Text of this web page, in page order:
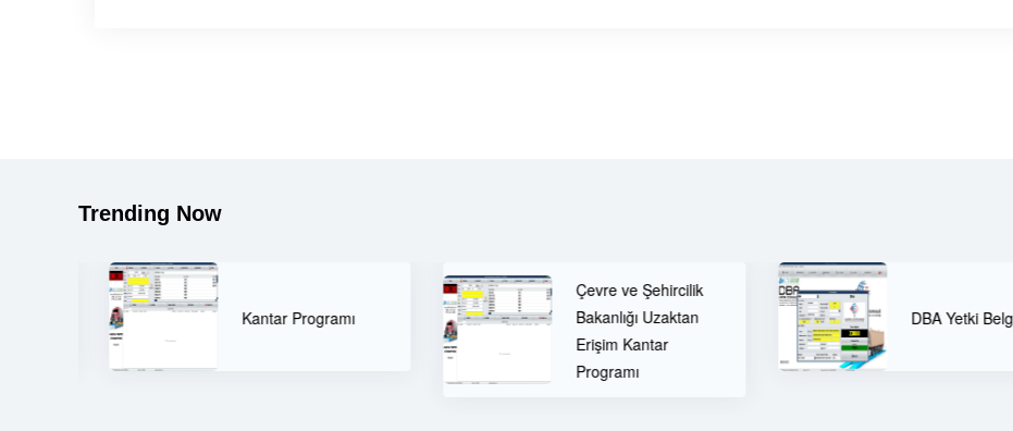
Trending Now
Kantar Programı
Çevre ve Şehircilik
Bakanlığı Uzaktan
Erişim Kantar
DBA Yetki Belgesi